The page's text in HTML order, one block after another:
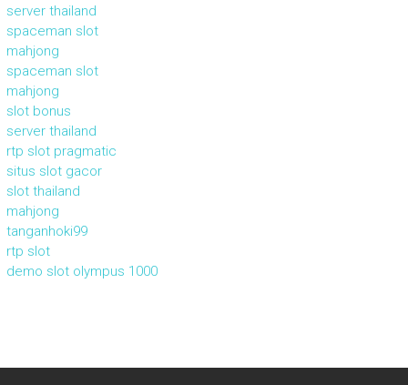
server thailand
spaceman slot
mahjong
spaceman slot
mahjong
slot bonus
server thailand
rtp slot pragmatic
situs slot gacor
slot thailand
mahjong
tanganhoki99
rtp slot
demo slot olympus 1000